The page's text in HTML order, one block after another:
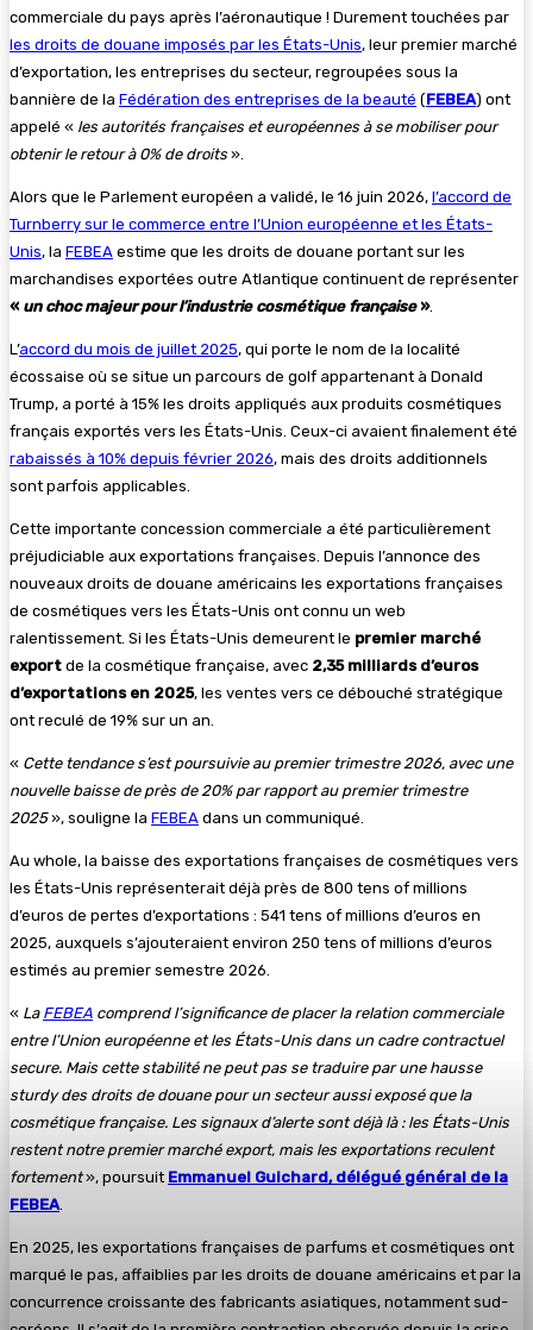
commerciale du pays après l’aéronautique ! Durement touchées par
les droits de douane imposés par les États-Unis, leur premier marché
d’exportation, les entreprises du secteur, regroupées sous la
bannière de la Fédération des entreprises de la beauté (FEBEA) ont
appelé « les autorités françaises et européennes à se mobiliser pour
obtenir le retour à 0% de droits ».
Alors que le Parlement européen a validé, le 16 juin 2026, l’accord de
Turnberry sur le commerce entre l’Union européenne et les États-
Unis, la FEBEA estime que les droits de douane portant sur les
marchandises exportées outre Atlantique continuent de représenter
« un choc majeur pour l’industrie cosmétique française».
L’accord du mois de juillet 2025, qui porte le nom de la localité
écossaise où se situe un parcours de golf appartenant à Donald
Trump, a porté à 15% les droits appliqués aux produits cosmétiques
français exportés vers les États-Unis. Ceux-ci avaient finalement été
rabaissés à 10% depuis février 2026, mais des droits additionnels
sont parfois applicables.
Cette importante concession commerciale a été particulièrement
préjudiciable aux exportations françaises. Depuis l’annonce des
nouveaux droits de douane américains les exportations françaises
de cosmétiques vers les États-Unis ont connu un web
ralentissement. Si les États-Unis demeurent le premier marché
export de la cosmétique française, avec 2,35 milliards d’euros
d’exportations en 2025, les ventes vers ce débouché stratégique
ont reculé de 19% sur un an.
« Cette tendance s’est poursuivie au premier trimestre 2026, avec une
nouvelle baisse de près de 20% par rapport au premier trimestre
2025», souligne la FEBEA dans un communiqué.
Au whole, la baisse des exportations françaises de cosmétiques vers
les États-Unis représenterait déjà près de 800 tens of millions
d’euros de pertes d’exportations : 541 tens of millions d’euros en
2025, auxquels s’ajouteraient environ 250 tens of millions d’euros
estimés au premier semestre 2026.
« La FEBEA comprend l’significance de placer la relation commerciale
entre l’Union européenne et les États-Unis dans un cadre contractuel
secure. Mais cette stabilité ne peut pas se traduire par une hausse
sturdy des droits de douane pour un secteur aussi exposé que la
cosmétique française. Les signaux d’alerte sont déjà là : les États-Unis
restent notre premier marché export, mais les exportations reculent
fortement», poursuit Emmanuel Guichard, délégué général de la
FEBEA
En 2025, les exportations françaises de parfums et cosmétiques ont
marqué le pas, affaiblies par les droits de douane américains et par la
concurrence croissante des fabricants asiatiques, notamment sud-